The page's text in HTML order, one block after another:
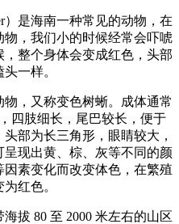
）是海南一种常见的动物，在
，我们小的时候经常会吓唬
整个身体会变成红色，头部
一样。
，又称变色树蜥。成体通常
四肢细长，尾巴较长，便于
部为长三角形，眼睛较大，
现出黄、棕、灰等不同的颜
素变化而改变体色，在繁殖
红色。
拔 80 至 2000 米左右的山区